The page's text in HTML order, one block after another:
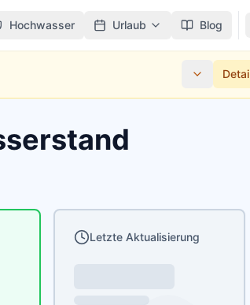
Hochwasser Urlaub Blog
Letzte Aktualisierung